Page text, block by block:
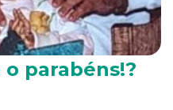
parabéns!?